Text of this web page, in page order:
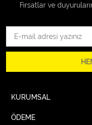
Fırsatlar ve
KURUMSAL
ÖDEME